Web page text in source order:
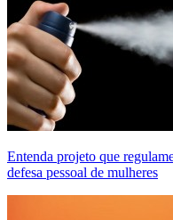
Entenda projeto que
defesa pessoal de mulheres